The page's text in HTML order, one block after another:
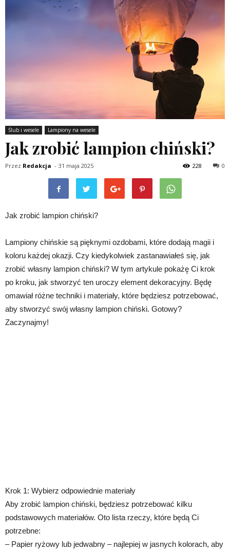
Ślub i wesele Lampiony na wesele
Jak zrobić lampion chiński?
Przez Redakcja - 31 maja 2025 0
228
Jak zrobić lampion chiński?
Lampiony chińskie są pięknymi ozdobami, które dodają magii i
koloru każdej okazji. Czy kiedykolwiek zastanawiałeś się, jak
zrobić własny lampion chiński? W tym artykule pokażę Ci krok
po kroku, jak stworzyć ten uroczy element dekoracyjny. Będę
omawiał różne techniki i materiały, które będziesz potrzebować,
aby stworzyć swój własny lampion chiński. Gotowy?
Zaczynajmy!
Krok 1: Wybierz odpowiednie materiały
Aby zrobić lampion chiński, będziesz potrzebować kilku
podstawowych materiałów. Oto lista rzeczy, które będą Ci
potrzebne:
– Papier ryżowy lub jedwabny – najlepiej w jasnych kolorach, aby